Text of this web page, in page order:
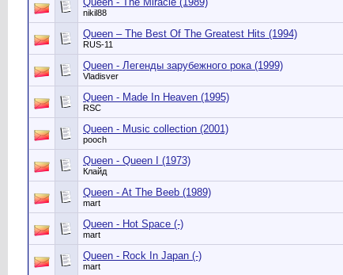
nikil88
Queen ‎– The Best Of The Greatest Hits (1994)
RUS-11
Queen - Легенды зарубежного рока (1999)
Vladisver
Queen - Made In Heaven (1995)
RSC
Queen - Music collection (2001)
pooch
Queen - Queen I (1973)
Клайд
Queen - At The Beeb (1989)
mart
Queen - Hot Space (-)
mart
Queen - Rock In Japan (-)
mart